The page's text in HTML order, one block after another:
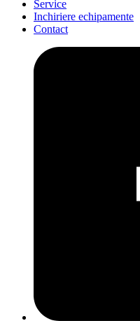
Service
Inchiriere echipamente
Contact